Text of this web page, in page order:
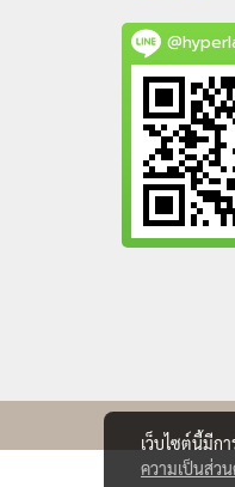
เว็บไซต์นี้มีก
ความเป็นส่ว